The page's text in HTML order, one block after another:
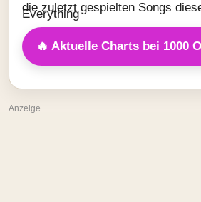
die zuletzt gespielten Songs
🔥 Aktuelle Charts bei 1000
Anzeige